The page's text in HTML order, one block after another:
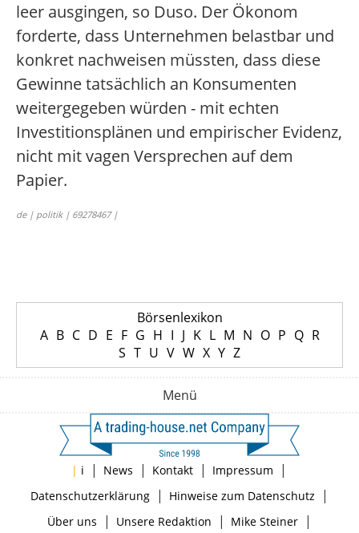
leer ausgingen, so Duso. Der Ökonom
forderte, dass Unternehmen belastbar und
konkret nachweisen müssten, dass diese
Gewinne tatsächlich an Konsumenten
weitergegeben würden - mit echten
Investitionsplänen und empirischer Evidenz,
nicht mit vagen Versprechen auf dem
Papier.
de | politik | 69278467 |
Börsenlexikon
A B C D E F G H I J K L M N O P Q R
S T U V W X Y Z
Menü
| i | News | Kontakt | Impressum |
Datenschutzerklärung| Hinweise zum Datenschutz |
Über uns | Unsere Redaktion | Mike Steiner|